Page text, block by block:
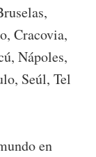
Cracovia,
Nápoles,
Seúl, Tel
en